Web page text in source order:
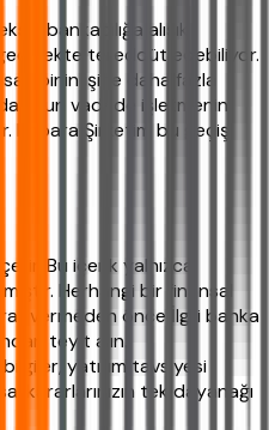
bankacılığa alışık
tereddüt edebiliyor.
sahibinin işine daha fazla
da uzun vadede işletmenin
Enpara Şirketim bu geçişi
Bu içerik yalnızca
Herhangi bir finansal
vermeden önce İlgili banka
teyit alın.
yatırım tavsiyesi
kararlarınızın tek dayanağı